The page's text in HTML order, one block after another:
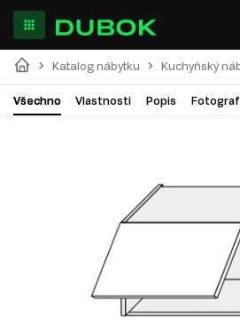
Katalog nábytku Kuchyňský
Všechno Vlastnosti Popis